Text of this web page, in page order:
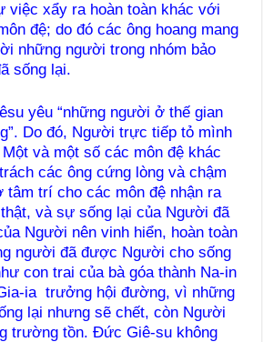
việc xẩy ra hoàn toàn khác với
đệ; do đó các ông hoang mang
những người trong nhóm bảo
sống lại.
yêu “những người ở thế gian
Do đó, Người trực tiếp tỏ mình
và một số các môn đệ khác
các ông cứng lòng và chậm
trí cho các môn đệ nhận ra
và sự sống lại của Người đã
Người nên vinh hiển, hoàn toàn
người đã được Người cho sống
con trai của bà góa thành Na-in
ia trưởng hội đường, vì những
lại nhưng sẽ chết, còn Người
trường tồn. Đức Giê-su không